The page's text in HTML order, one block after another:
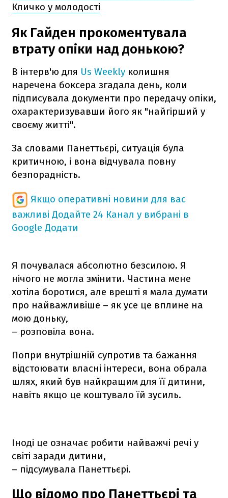
Кличко у молодості
Як Гайден прокоментувала
втрату опіки над донькою?
В інтерв'ю для Us Weekly колишня
наречена боксера згадала день, коли
підписувала документи про передачу опіки,
охарактеризувавши його як "найгірший у
своєму житті".
За словами Панеттьєрі, ситуація була
критичною, і вона відчувала повну
безпорадність.
Якщо оперативні новини для вас
важливі Додайте 24 Канал у вибрані в
Google Додати
Я почувалася абсолютно безсилою. Я
нічого не могла змінити. Частина мене
хотіла боротися, але врешті я мала думати
про найважливіше – як усе це вплине на
мою доньку,
– розповіла вона.
Попри внутрішній супротив та бажання
відстоювати власні інтереси, вона обрала
шлях, який був найкращим для її дитини,
навіть якщо це коштувало їй зусиль.
Іноді це означає робити найважчі речі у
світі заради дитини,
– підсумувала Панеттьєрі.
Що відомо про Панеттьєрі та